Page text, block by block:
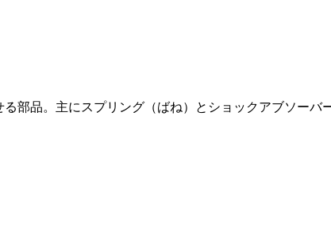
部品。主にスプリング（ばね）とショックアブソー